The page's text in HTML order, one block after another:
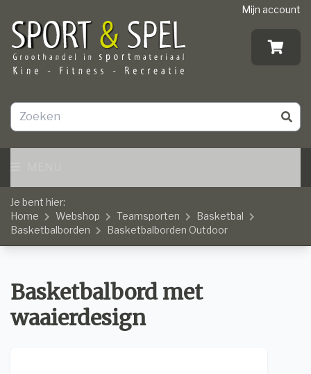
Mijn account
Je bent hier:
Home
Webshop Teamsporten
Basketbal
Basketbalborden
Basketbalborden Outdoor
Basketbalbord met
waaierdesign